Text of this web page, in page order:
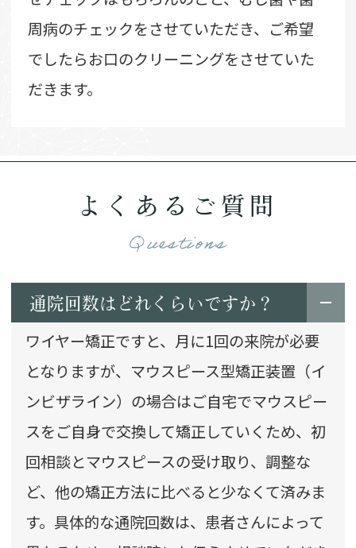
周病のチェックをさせていただき、ご希望
でしたらお口のクリーニングをさせていた
だきます。
よくあるご質問
Questions
通院回数はどれくらいですか？
ワイヤー矯正ですと、月に1回の来院が必要
となりますが、マウスピース型矯正装置（イ
ンビザライン）の場合はご自宅でマウスピー
スをご自身で交換して矯正していくため、初
回相談とマウスピースの受け取り、調整な
ど、他の矯正方法に比べると少なくて済みま
す。具体的な通院回数は、患者さんによって